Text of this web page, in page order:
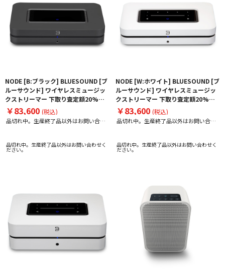
NODE [B:ブラック] BLUESOUND [ブ
ルーサウンド] ワイヤレスミュージッ
クストリーマー 下取り査定額20%ア
ップ実施中！
￥83,600 (税込)
品切れ中。生産終了品以外はお問い合わ
品切れ中。生産終了品以外はお問い合わせく
ださい。
NODE [W:ホワイト] BLUESOUND [ブ
ルーサウンド] ワイヤレスミュージッ
クストリーマー 下取り査定額20%ア
ップ実施中！
￥83,600 (税込)
品切れ中。生産終了品以外はお問い合わ
品切れ中。生産終了品以外はお問い合わせく
ださい。